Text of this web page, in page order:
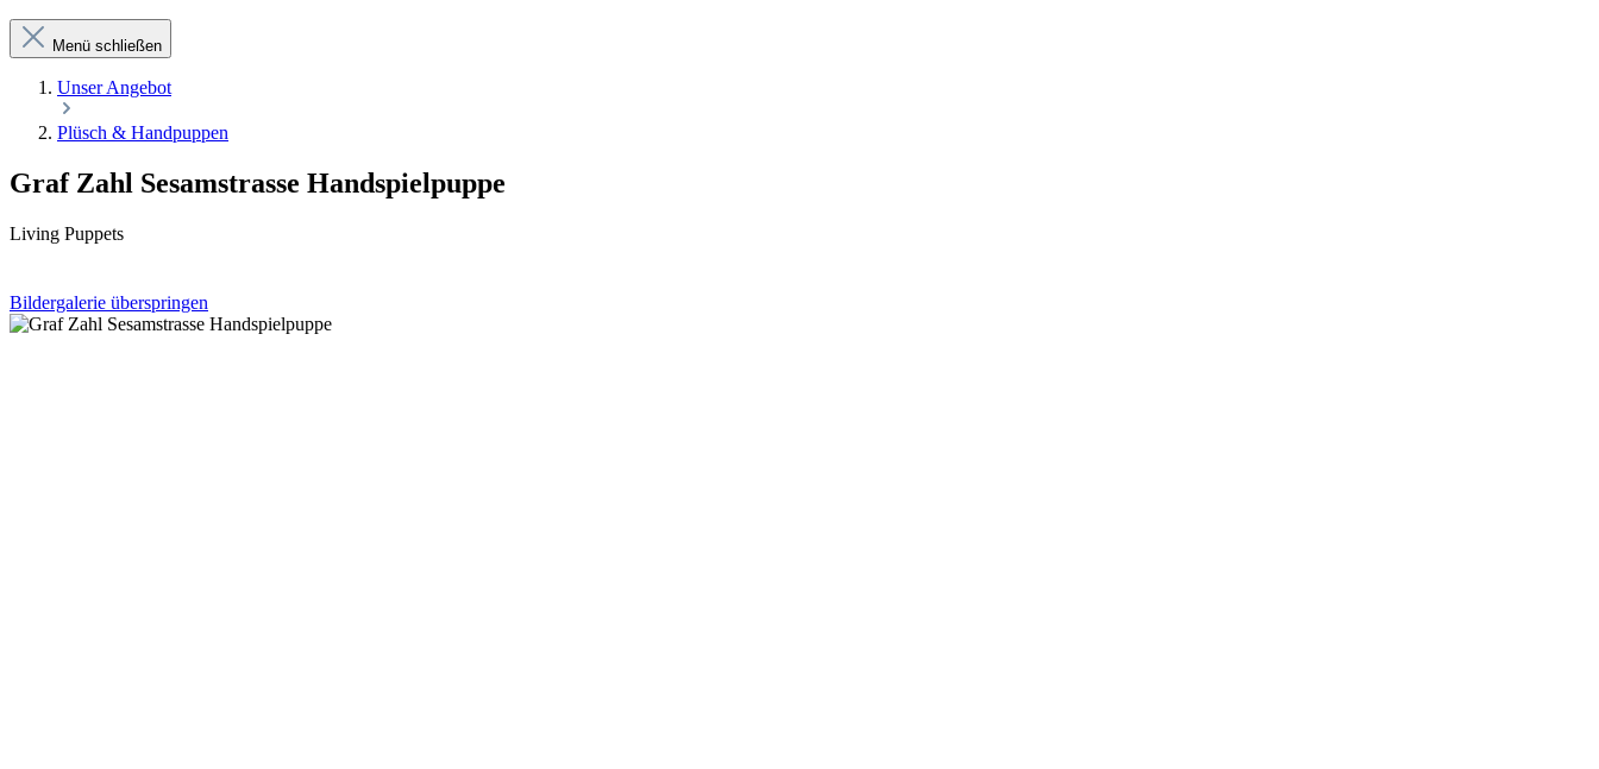
Menü schließen
Unser Angebot
Plüsch & Handpuppen
Graf Zahl Sesamstrasse Handspielpuppe
Living Puppets
Bildergalerie überspringen